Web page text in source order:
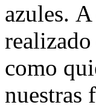
azules.
realizado
como
nuestras